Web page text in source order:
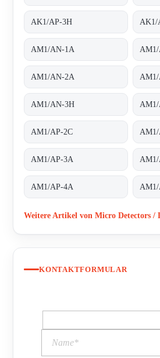
AK1/AP-3H AK1/
AM1/AN-1A
AM1/AN-2A
AM1/AN-3H
AM1/AP-2C
AM1/AP-3A
AM1/AP-4A
Weitere Artikel von Micro Detectors /
KONTAKTFORMULAR